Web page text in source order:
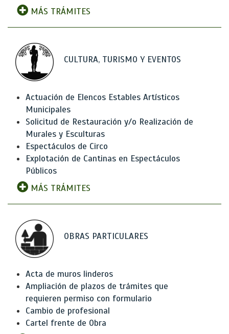
MÁS TRÁMITES
CULTURA, TURISMO Y EVENTOS
Actuación de Elencos Estables Artísticos
Municipales
Solicitud de Restauración y/o Realización de
Murales y Esculturas
Espectáculos de Circo
Explotación de Cantinas en Espectáculos
Públicos
MÁS TRÁMITES
OBRAS PARTICULARES
Acta de muros linderos
Ampliación de plazos de trámites que
requieren permiso con formulario
Cambio de profesional
Cartel frente de Obra